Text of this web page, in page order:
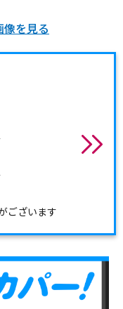
を見る
ございます